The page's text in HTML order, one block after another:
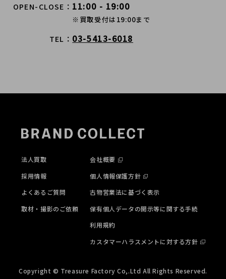
OPEN-CLOSE 11:00 - 19:00
※買取受付は19:00まで
TEL 03-5413-6018
法人買取
採用情報
よくあるご質問
取材・撮影のご依頼
会社概要
個人情報保護方針
古物営業法に基づく表示
保有個人データの開示等に関する手続
利用規約
カスタマーハラスメントに対する方針
Copyright © Treasure Factory Co,.Ltd All Rights Reserved.